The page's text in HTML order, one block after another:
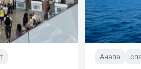
Анапа